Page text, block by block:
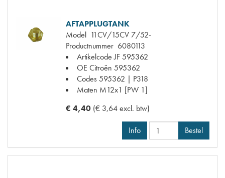
AFTAPPLUGTANK
Model 11CV/15CV 7/52-
Productnummer 6080113
Artikelcode JF595362
OE Citroën 595362
Codes595362 | P318
Maten M12x1 [PW 1]
€ 4,40 (€ 3,64 excl. btw)
Info Bestel